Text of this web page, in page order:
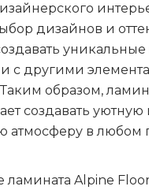
дизайнов и
с другими
образом,
создавать уютную
атмосферу в
ламината Alpine